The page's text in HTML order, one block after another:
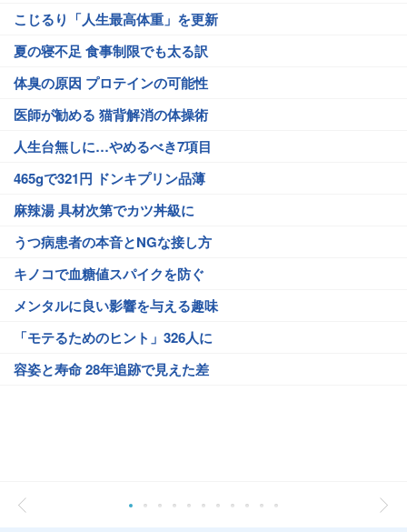
こじるり「人生最高体重」を更新
夏の寝不足 食事制限でも太る訳
体臭の原因 プロテインの可能性
医師が勧める 猫背解消の体操術
人生台無しに…やめるべき7項目
465gで321円 ドンキプリン品薄
麻辣湯 具材次第でカツ丼級に
うつ病患者の本音とNGな接し方
キノコで血糖値スパイクを防ぐ
メンタルに良い影響を与える趣味
「モテるためのヒント」326人に
容姿と寿命 28年追跡で見えた差